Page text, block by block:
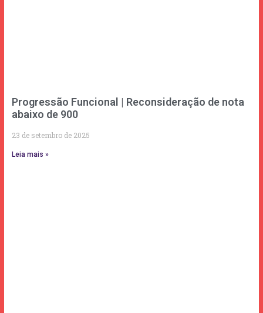
Progressão Funcional | Reconsideração de nota
abaixo de 900
23 de setembro de 2025
Leia mais »